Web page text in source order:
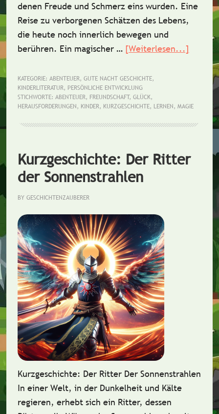
denen Freude und Schmerz eins wurden. Eine
Reise zu verborgenen Schätzen des Lebens,
die heute noch innerlich bewegen und
berühren. Ein magischer … [Weiterlesen...]
das
KATEGORIE: ABENTEUER, GUTE NACHT GESCHICHTE,
KINDERLITERATUR, PERSÖNLICHE ENTWICKLUNG
STICHWORTE: ABENTEUER, FREUNDSCHAFT, GLÜCK,
HERAUSFORDERUNGEN, KINDER, KURZGESCHICHTE, LERNEN, MAGIE
Kurzgeschichte: Der Ritter
der Sonnenstrahlen
BY GESCHICHTENZAUBERER
Kurzgeschichte: Der Ritter Der Sonnenstrahlen
In einer Welt, in der Dunkelheit und Kälte
regieren, erhebt sich ein Ritter, dessen